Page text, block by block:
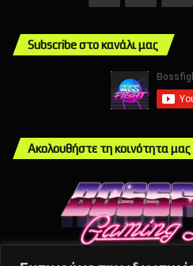
Subscribe στο κανάλι μας
Ακολουθήστε τη κοινότητα μας